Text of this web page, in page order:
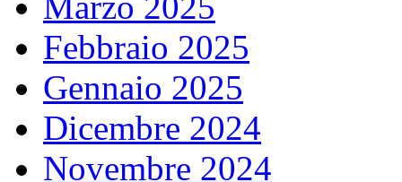
Febbraio 2025
Gennaio 2025
Dicembre 2024
Novembre 2024